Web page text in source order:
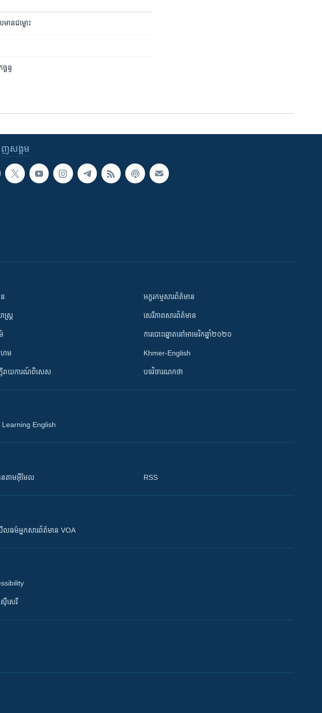
ាន​ជម្លោះ
ន្ទ
ញ​សង្គម
ន
ស្រ្ត
រហម
តីរាយការណ៍ពិសេស
អក្ខរកម្មសារព័ត៌មាន
សេរីភាពសារព័ត៌មាន
ការបោះឆ្នោតនៅអាមេរិកឆ្នាំ២០២០
Khmer-English
បទវិចារណកថា
Learning English
ន​តាម​អ៊ីមែល RSS
ធម៌​​​អ្នក​​​សារព័ត៌មាន VOA
ស៊ី​សេរី